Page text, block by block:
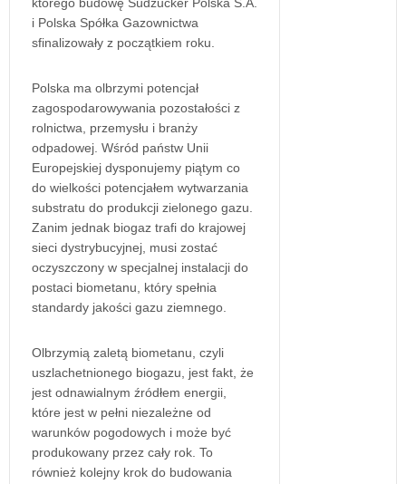
i Polska Spółka Gazownictwa
sfinalizowały z początkiem roku.
Polska ma olbrzymi potencjał
zagospodarowywania pozostałości z
rolnictwa, przemysłu i branży
odpadowej. Wśród państw Unii
Europejskiej dysponujemy piątym co
do wielkości potencjałem wytwarzania
substratu do produkcji zielonego gazu.
Zanim jednak biogaz trafi do krajowej
sieci dystrybucyjnej, musi zostać
oczyszczony w specjalnej instalacji do
postaci biometanu, który spełnia
standardy jakości gazu ziemnego.
Olbrzymią zaletą biometanu, czyli
uszlachetnionego biogazu, jest fakt, że
jest odnawialnym źródłem energii,
które jest w pełni niezależne od
warunków pogodowych i może być
produkowany przez cały rok. To
również kolejny krok do budowania